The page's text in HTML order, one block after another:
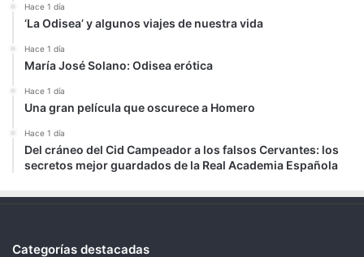
Hace 1 día
‘La Odisea’ y algunos viajes de nuestra vida
Hace 1 día
María José Solano: Odisea erótica
Hace 1 día
Una gran película que oscurece a Homero
Hace 1 día
Del cráneo del Cid Campeador a los falsos Cervantes: los
secretos mejor guardados de la Real Academia Española
Categorías destacadas